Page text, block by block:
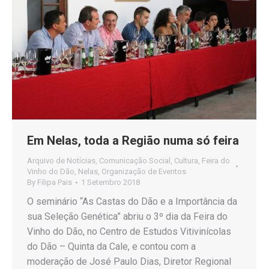
Em Nelas, toda a Região numa só feira
Arquivo de Notícias, Comunicação Social , Cultura, Feira do
Vinho do Dão, Nelas, Organização de Eventos
By Filipa Pais 1 Setembro 2018
O seminário “As Castas do Dão e a Importância da
sua Seleção Genética” abriu o 3º dia da Feira do
Vinho do Dão, no Centro de Estudos Vitivinícolas
do Dão – Quinta da Cale, e contou com a
moderação de José Paulo Dias, Diretor Regional